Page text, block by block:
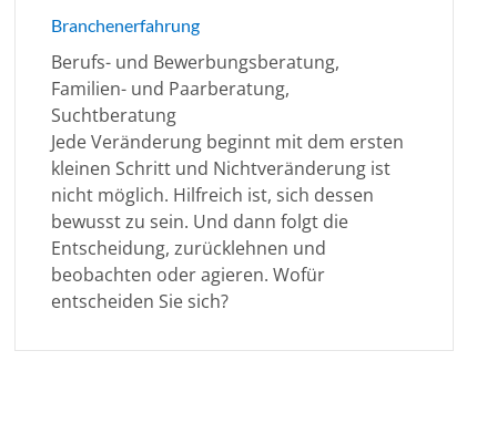
Branchenerfahrung
Berufs- und Bewerbungsberatung,
Familien- und Paarberatung,
Suchtberatung
Jede Veränderung beginnt mit dem ersten
kleinen Schritt und Nichtveränderung ist
nicht möglich. Hilfreich ist, sich dessen
bewusst zu sein. Und dann folgt die
Entscheidung, zurücklehnen und
beobachten oder agieren. Wofür
entscheiden Sie sich?